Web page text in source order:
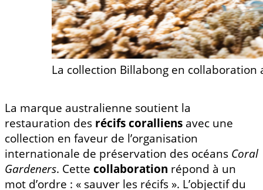
La collection Billabong en
La marque australienne soutient la
restauration des récifs coralliens avec une
collection en faveur de l’organisation
internationale de préservation des océans Coral
Gardeners. Cette collaboration répond à un
mot d’ordre : « sauver les récifs ». L’objectif du